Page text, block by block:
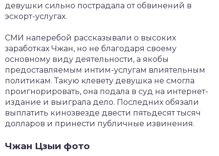
девушки сильно пострадала от обвинений в
эскорт-услугах.
СМИ наперебой рассказывали о высоких
заработках Чжан, но не благодаря своему
основному виду деятельности, а якобы
предоставляемым интим-услугам влиятельным
политикам. Такую клевету девушка не смогла
проигнорировать, она подала в суд на интернет-
издание и выиграла дело. Последних обязали
выплатить кинозвезде двести пятьдесят тысяч
долларов и принести публичные извинения.
Чжан Цзыи фото